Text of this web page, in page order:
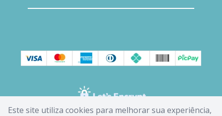
Este site utiliza cookies para melhorar sua experiência,